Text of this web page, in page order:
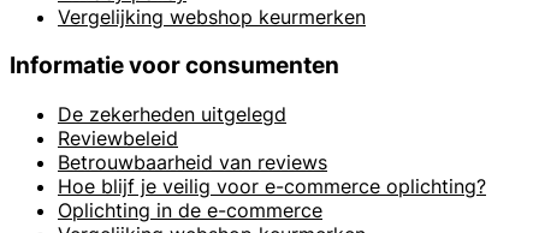
Vergelijking webshop keurmerken
Informatie voor consumenten
De zekerheden uitgelegd
Reviewbeleid
Betrouwbaarheid van reviews
Hoe blijf je veilig voor e-commerce oplichting?
Oplichting in de e-commerce